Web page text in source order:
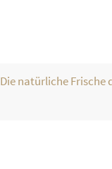
Die natürliche Frische